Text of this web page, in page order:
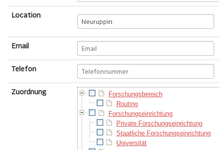
Location
Email
Telefon
Zuordnung
Forschungsbereich
Routing
Forschungseinrichtung
Private Forschungseinrichtung
Staatliche Forschungseinrichtung
Universität